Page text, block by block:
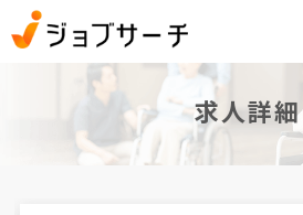
求人詳細